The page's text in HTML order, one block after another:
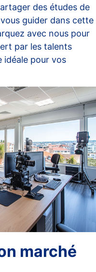
des études de
guider dans cette
avec nous pour
par les talents
idéale pour vos
marché